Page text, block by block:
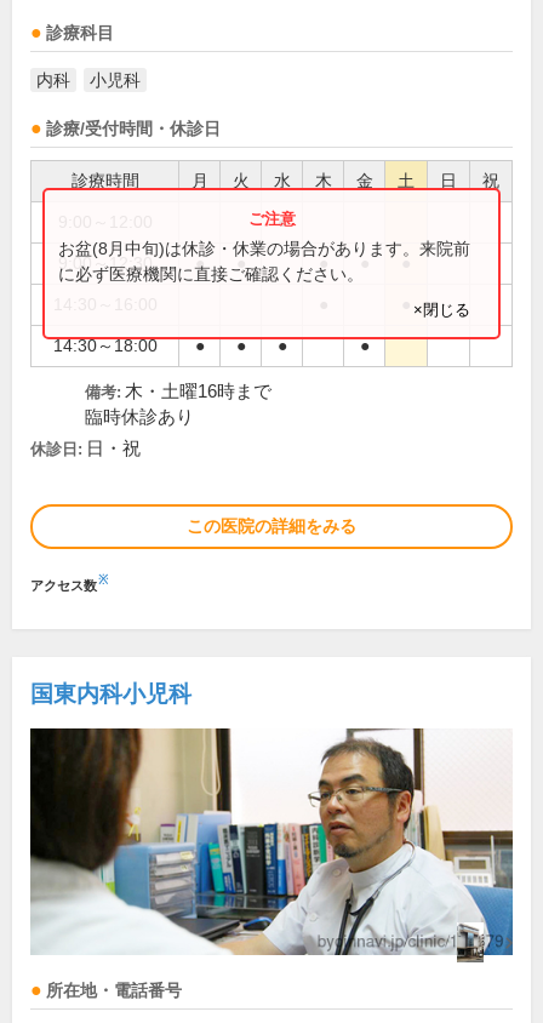
診療科目
内科 小児科
診療/受付時間・休診日
診療時間 月 火 水 木 金 土 日 祝
●
9:00～12:30 ● ● ● ● ●
14:30～18:00 ● ● ● ●
お盆(8月中旬)は休診・休業の場合があります。来院前
に必ず医療機関に直接ご確認ください。
×閉じる
備考: 木・土曜16時まで
臨時休診あり
休診日: 日・祝
この医院の詳細をみる
アクセス数※
国東内科小児科
所在地・電話番号